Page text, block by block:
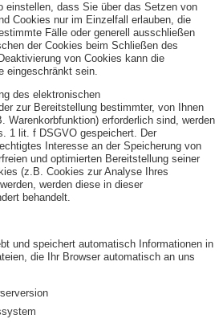
einstellen, dass Sie über das Setzen von
Cookies nur im Einzelfall erlauben, die
Fälle oder generell ausschließen
der Cookies beim Schließen des
von Cookies kann die
eingeschränkt sein.
des elektronischen
zur Bereitstellung bestimmter, von Ihnen
Warenkorbfunktion) erforderlich sind, werden
1 lit. f DSGVO gespeichert. Der
Interesse an der Speicherung von
und optimierten Bereitstellung seiner
(z.B. Cookies zur Analyse Ihres
werden diese in dieser
behandelt.
und speichert automatisch Informationen in
die Ihr Browser automatisch an uns